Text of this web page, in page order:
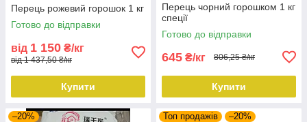
Перець рожевий горошок 1 кг
Готово до відправки
від 1 150 ₴/кг
від 1 437,50 ₴/кг
Купити
Перець чорний горошком 1 кг
спеції
Готово до відправки
645 ₴/кг 806,25 ₴/кг
Купити
–20% Топ продажів –20%